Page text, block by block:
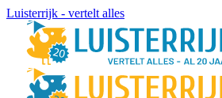
Luisterrijk - vertelt alles